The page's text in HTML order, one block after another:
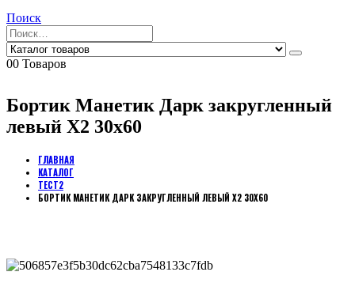
Поиск
00 Товаров
Бортик Манетик Дарк закругленный
левый Х2 30х60
ГЛАВНАЯ
КАТАЛОГ
ТЕСТ2
БОРТИК МАНЕТИК ДАРК ЗАКРУГЛЕННЫЙ ЛЕВЫЙ Х2 30Х60